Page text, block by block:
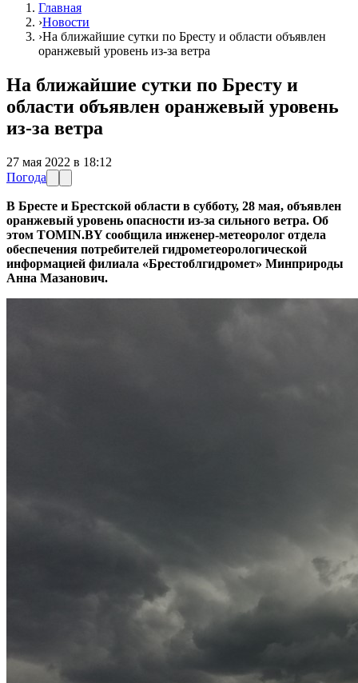
Главная
›Новости
›На ближайшие сутки по Бресту и области объявлен
оранжевый уровень из-за ветра
На ближайшие сутки по Бресту и
области объявлен оранжевый уровень
из-за ветра
27 мая 2022 в 18:12
Погода
В Бресте и Брестской области в субботу, 28 мая, объявлен
оранжевый уровень опасности из-за сильного ветра. Об
этом TOMIN.BY сообщила инженер-метеоролог отдела
обеспечения потребителей гидрометеорологической
информацией филиала «Брестоблгидромет» Минприроды
Анна Мазанович.